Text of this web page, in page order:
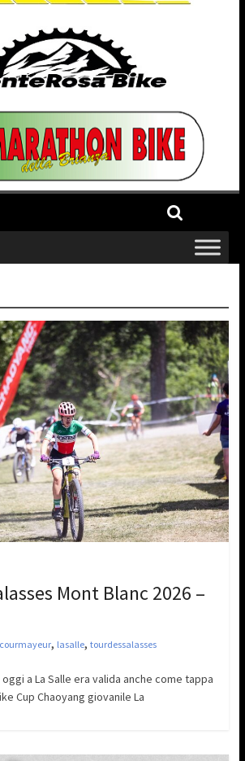
Mont Blanc 2026 –
courmayeur, lasalle, tourdessalasses
a La Salle era valida anche come tappa
Cup Chaoyang giovanile La